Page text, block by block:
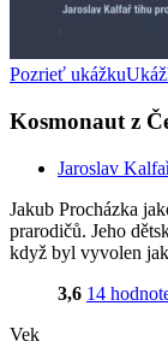
Pozrieť ukážku
Kosmonaut z
Jaroslav
Jakub Procházka
prarodičů. Jeho
když byl vyvolen
3,6 14
Vek